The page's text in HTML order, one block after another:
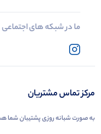
ما در شبکه های اجتماعی
مرکز تماس مشتریان
به صورت شبانه روزی پشتیبان شما